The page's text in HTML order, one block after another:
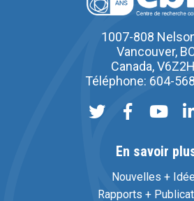
1007-808
Vancouver,
Canada,
Téléphone: 604-
En savoir
Nouvelles +
Rapports +